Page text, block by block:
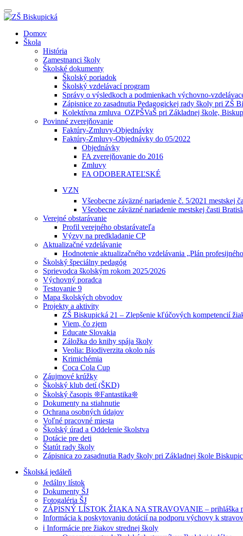
Prepínateľná
navigácia
Prejsť
Domov
Škola
História
Zamestnanci školy
Školské dokumenty
Školský poriadok
Školský vzdelávací program
Správy o výsledkoch a podmienkach výchovno-
Zápisnice zo zasadnutia Pedagogickej rady školy pri ZŠ
Kolektívna zmluva_OZPŠVaŠ pri Základnej škole,
Povinné zverejňovanie
Faktúry-Zmluvy-Objednávky
Faktúry-Zmluvy-Objednávky do 05/2022
Objednávky
FA zverejňovanie do 2016
Zmluvy
FA ODOBERATEĽSKÉ
VZN
Všeobecne záväzné nariadenie č. 5/2021 mestskej
Všeobecne záväzné nariadenie mestskej časti
Verejné obstarávanie
Profil verejného obstarávateľa
Výzvy na predkladanie CP
Aktualizačné vzdelávanie
Hodnotenie aktualizačného vzdelávania „Plán
Školský špeciálny pedagóg
Sprievodca školským rokom 2025/2026
Výchovný poradca
Testovanie 9
Mapa školských obvodov
Projekty a aktivity
ZŠ Biskupická 21 – Zlepšenie kľúčových kompetencií
Viem, čo zjem
Educate Slovakia
Záložka do knihy spája školy
Veolia: Biodiverzita okolo nás
Krimichémia
Coca Cola Cup
Záujmové krúžky
Školský klub detí (ŠKD)
Školský časopis ❊Fantastika❊
Dokumenty na stiahnutie
Ochrana osobných údajov
Voľné pracovné miesta
Školský úrad a Oddelenie školstva
Dotácie pre deti
Štatút rady školy
Zápisnica zo zasadnutia Rady školy pri Základnej škole
Školská jedáleň
Jedálny lístok
Dokumenty ŠJ
Fotogaléria ŠJ
ZÁPISNÝ LÍSTOK ŽIAKA NA STRAVOVANIE – prihláška
Informácia k poskytovaniu dotácií na podporu výchovy k
ℹ️ Informácie pre žiakov strednej školy